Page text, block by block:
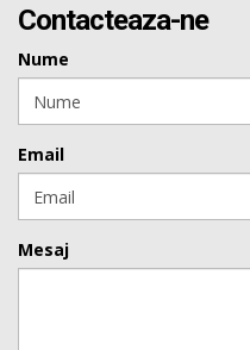
Contacteaza-ne
Nume
Email
Mesaj